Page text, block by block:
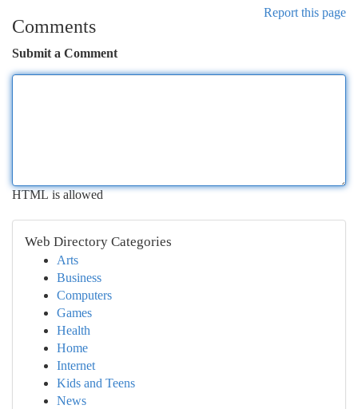
Report this page
Comments
Submit a Comment
HTML is allowed
Web Directory Categories
Arts
Business
Computers
Games
Health
Home
Internet
Kids and Teens
News